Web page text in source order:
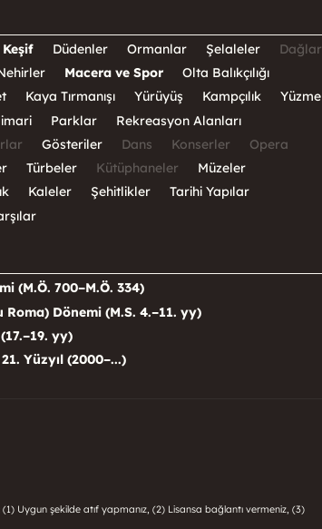
Düdenler Ormanlar Şelaleler
Dağlar
Macera ve Spor
Olta Balıkçılığı
Kaya Tırmanışı Yürüyüş Kampçılık
Yüzme
Parklar
Rekreasyon Alanları
Gösteriler Dans Konserler
Opera
Türbeler Kütüphaneler
Müzeler
Kaleler Şehitlikler
Tarihi Yapılar
(M.Ö. 700–M.Ö. 334)
Roma) Dönemi (M.S. 4.–11. yy)
yy)
21. Yüzyıl (2000–...)
Uygun şekilde atıf yapmanız, (2) Lisansa bağlantı vermeniz, (3)